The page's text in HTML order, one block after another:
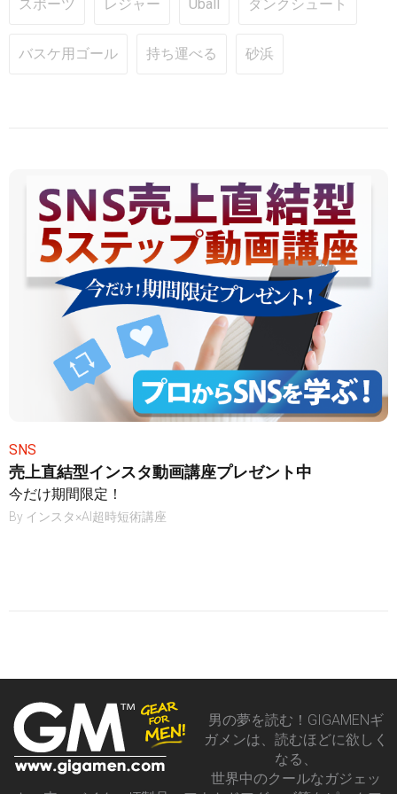
スポーツ レジャー Uball ダンクシュート
バスケ用ゴール 持ち運べる 砂浜
SNS
売上直結型インスタ動画講座プレゼント中
今だけ期間限定！
By インスタ×AI超時短術講座
男の夢を読む！GIGAMENギ
ガメンは、読むほどに欲しく
なる、
世界中のクールなガジェッ